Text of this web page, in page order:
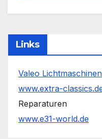
Links
Valeo
www.extra-
Reparaturen
www.e31-world.de